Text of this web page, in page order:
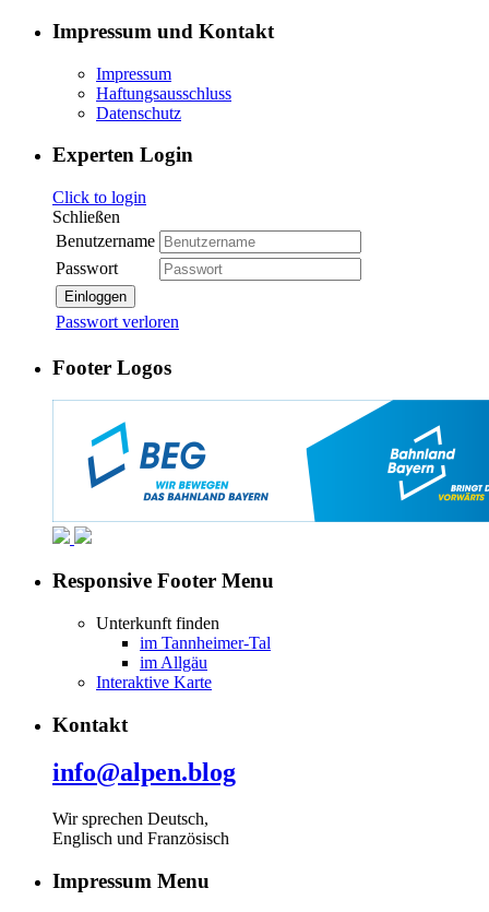
Impressum und Kontakt
Impressum
Haftungsausschluss
Datenschutz
Experten Login
Click to login
Schließen
Benutzername
Passwort
Einloggen
Passwort verloren
Footer Logos
Responsive Footer Menu
Unterkunft finden
im Tannheimer-Tal
im Allgäu
Interaktive Karte
Kontakt
info@alpen.blog
Wir sprechen Deutsch,
Englisch und Französisch
Impressum Menu